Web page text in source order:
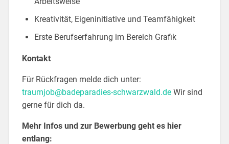
Kreativität, Eigeninitiative und Teamfähigkeit
Erste Berufserfahrung im Bereich Grafik
Kontakt
Für Rückfragen melde dich unter:
traumjob@badeparadies-schwarzwald.deWir sind
gerne für dich da.
Mehr Infos und zur Bewerbung geht es hier
entlang: